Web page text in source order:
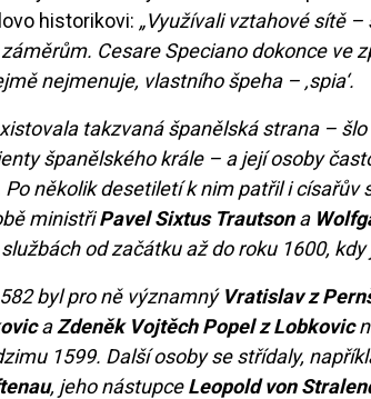
historikovi: „Využívali vztahové sítě
Cesare Speciano dokonce ve
nejmenuje, vlastního špeha – ‚spia‘.
takzvaná španělská strana –
španělského krále – a její osoby
několik desetiletí k nim patřil i císařův
ministřiPavel Sixtus Trautsona
od začátku až do roku 1600,
byl pro ně významný Vratislav z
aZdeněk Vojtěch Popel z Lobkovic
1599. Další osoby se střídaly,
, jeho nástupceLeopold von